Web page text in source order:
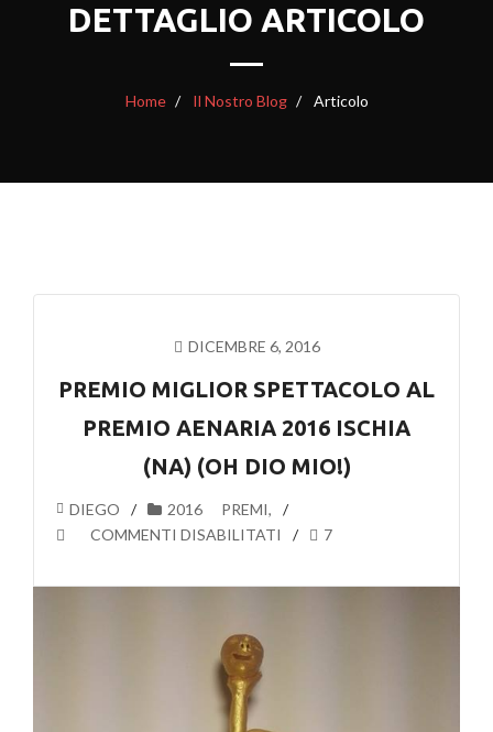
DETTAGLIO ARTICOLO
Home Il Nostro Blog Articolo
DICEMBRE 6, 2016
PREMIO MIGLIOR SPETTACOLO AL
PREMIO AENARIA 2016 ISCHIA
(NA) (OH DIO MIO!)
DIEGO 2016 ,
PREMI
COMMENTI DISABILITATI
SU
MIGLIOR
7